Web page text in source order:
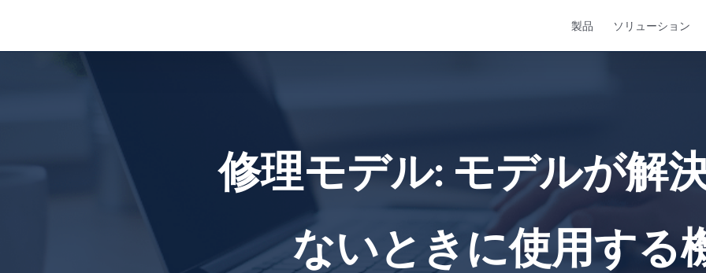
テ
製品 ソリューション
修理モデル: モデルが解
ないときに使用する